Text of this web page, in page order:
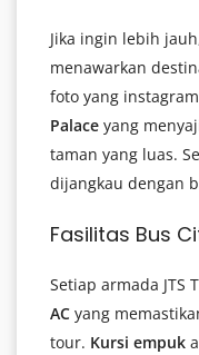
Jika ingin lebih
menawarkan
foto yang
Palace yang
taman yang luas.
dijangkau dengan
Fasilitas Bus
Setiap armada JTS
AC yang
tour. Kursi empuk